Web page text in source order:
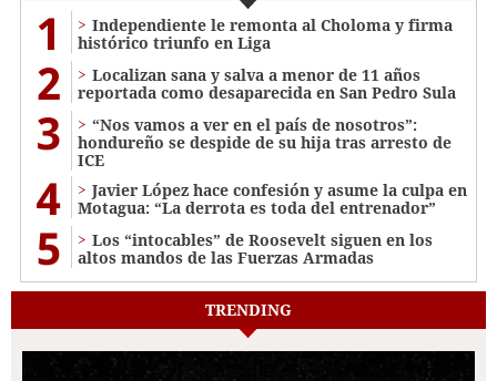
1
Independiente le remonta al Choloma y firma
histórico triunfo en Liga
2
Localizan sana y salva a menor de 11 años
reportada como desaparecida en San Pedro Sula
3
“Nos vamos a ver en el país de nosotros”:
hondureño se despide de su hija tras arresto de
ICE
4
Javier López hace confesión y asume la culpa en
Motagua: “La derrota es toda del entrenador”
5
Los “intocables” de Roosevelt siguen en los
altos mandos de las Fuerzas Armadas
TRENDING